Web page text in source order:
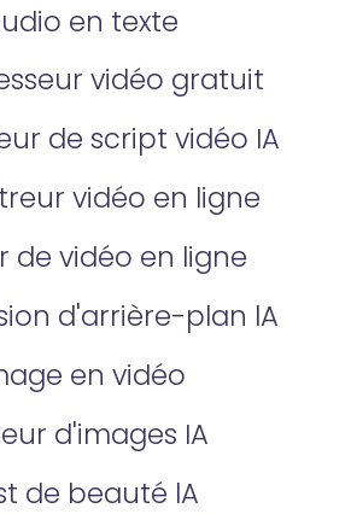
en texte
vidéo gratuit
de script vidéo IA
vidéo en ligne
de vidéo en ligne
d'arrière-plan lA
en vidéo
d'images IA
de beauté lA